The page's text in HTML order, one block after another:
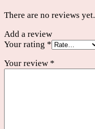
There are no reviews yet.
Add a review
Your rating *
Your review *